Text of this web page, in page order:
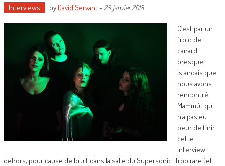
Interviews by David Servant- 25 janvier 2018
C’est par un
froid de
canard
presque
islandais que
nous avons
rencontré
Mammút qui
n’a pas eu
peur de finir
cette
interview
dehors, pour cause de bruit dans la salle du Supersonic. Trop rare (et